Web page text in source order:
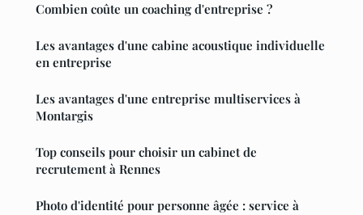
Combien coûte un coaching d'entreprise ?
Les avantages d'une cabine acoustique individuelle
en entreprise
Les avantages d'une entreprise multiservices à
Montargis
Top conseils pour choisir un cabinet de
recrutement à Rennes
Photo d'identité pour personne âgée : service à